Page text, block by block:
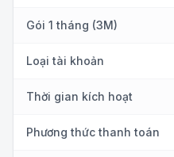
Gói 1 tháng (3M)
Loại tài khoản
Thời gian kích hoạt
Phương thức thanh toán